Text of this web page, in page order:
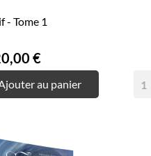
- Tome 1
€
au panier